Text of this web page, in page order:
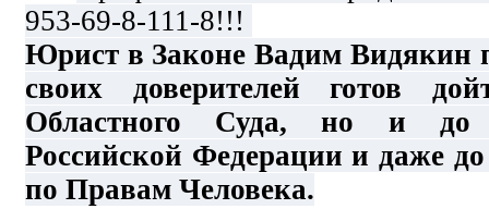
953-69-8-111-8!!!
Юрист в Законе Вадим Видякин
своих доверителей готов
Областного Суда, но и до
Российской Федерации и даже
по Правам Человека.